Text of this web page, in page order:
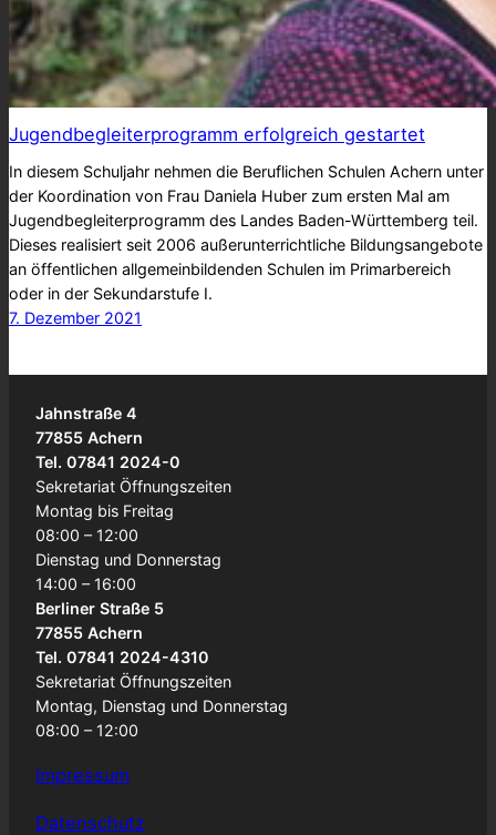
Jugendbegleiterprogramm erfolgreich gestartet
In diesem Schuljahr nehmen die Beruflichen Schulen Achern unter
der Koordination von Frau Daniela Huber zum ersten Mal am
Jugendbegleiterprogramm des Landes Baden-Württemberg teil.
Dieses realisiert seit 2006 außerunterrichtliche Bildungsangebote
an öffentlichen allgemeinbildenden Schulen im Primarbereich
oder in der Sekundarstufe I.
7. Dezember 2021
Jahnstraße 4
77855 Achern
Tel. 07841 2024-0
Sekretariat Öffnungszeiten
Montag bis Freitag
08:00 – 12:00
Dienstag und Donnerstag
14:00 – 16:00
Berliner Straße 5
77855 Achern
Tel. 07841 2024-4310
Sekretariat Öffnungszeiten
Montag, Dienstag und Donnerstag
08:00 – 12:00
Impressum
Datenschutz